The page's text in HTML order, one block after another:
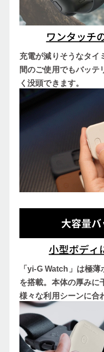
充電が減りそうなタイ
間のご使用でもバッテ
く没頭できます。
「yi-G Watch」は極
を搭載。本体の厚みに
様々な利用シーンに合